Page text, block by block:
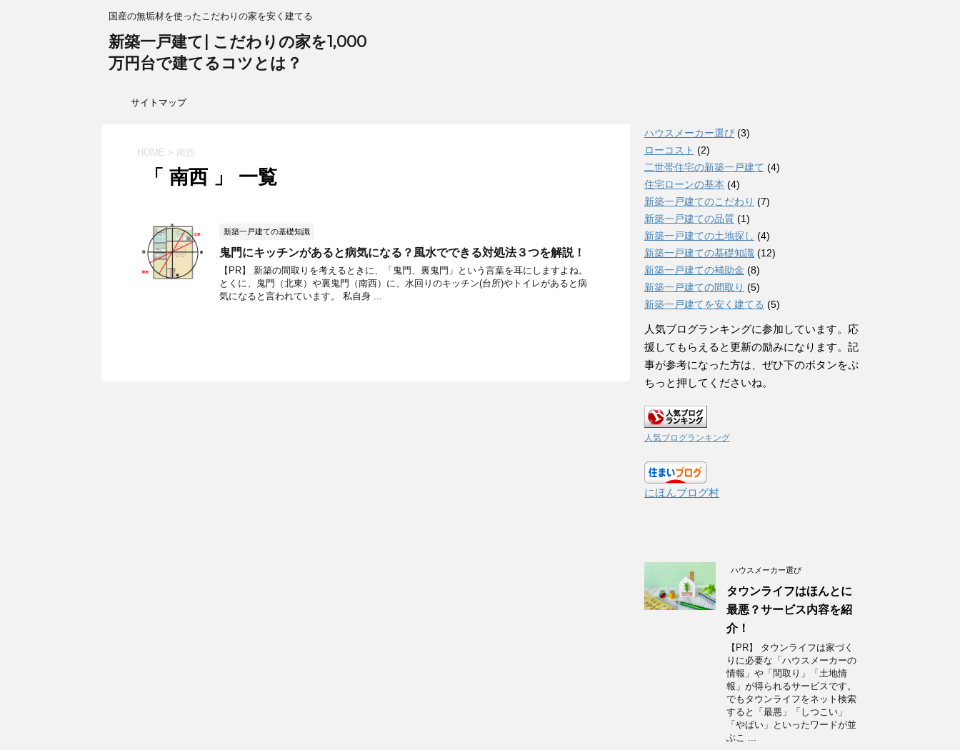
国産の無垢材を使ったこだわりの家を安く建てる
新築一戸建て| こだわりの家を1,000
万円台で建てるコツとは？
サイトマップ
HOME > 南西
「 南西 」 一覧
新築一戸建ての基礎知識
鬼門にキッチンがあると病気になる？風水でできる対処法３つを解説！
【PR】 新築の間取りを考えるときに、「鬼門、裏鬼門」という言葉を耳にしますよね。
とくに、鬼門（北東）や裏鬼門（南西）に、水回りのキッチン(台所)やトイレがあると病
気になると言われています。 私自身 ...
ハウスメーカー選び (3)
ローコスト (2)
二世帯住宅の新築一戸建て (4)
住宅ローンの基本 (4)
新築一戸建てのこだわり (7)
新築一戸建ての品質 (1)
新築一戸建ての土地探し (4)
新築一戸建ての基礎知識 (12)
新築一戸建ての補助金 (8)
新築一戸建ての間取り (5)
新築一戸建てを安く建てる (5)
人気ブログランキングに参加しています。応
援してもらえると更新の励みになります。記
事が参考になった方は、ぜひ下のボタンをぷ
ちっと押してくださいね。
人気ブログランキング
にほんブログ村
ハウスメーカー選び
タウンライフはほんとに
最悪？サービス内容を紹
介！
【PR】 タウンライフは家づく
りに必要な「ハウスメーカーの
情報」や「間取り」「土地情
報」が得られるサービスです。
でもタウンライフをネット検索
すると「最悪」「しつこい」
「やばい」といったワードが並
ぶこ ...